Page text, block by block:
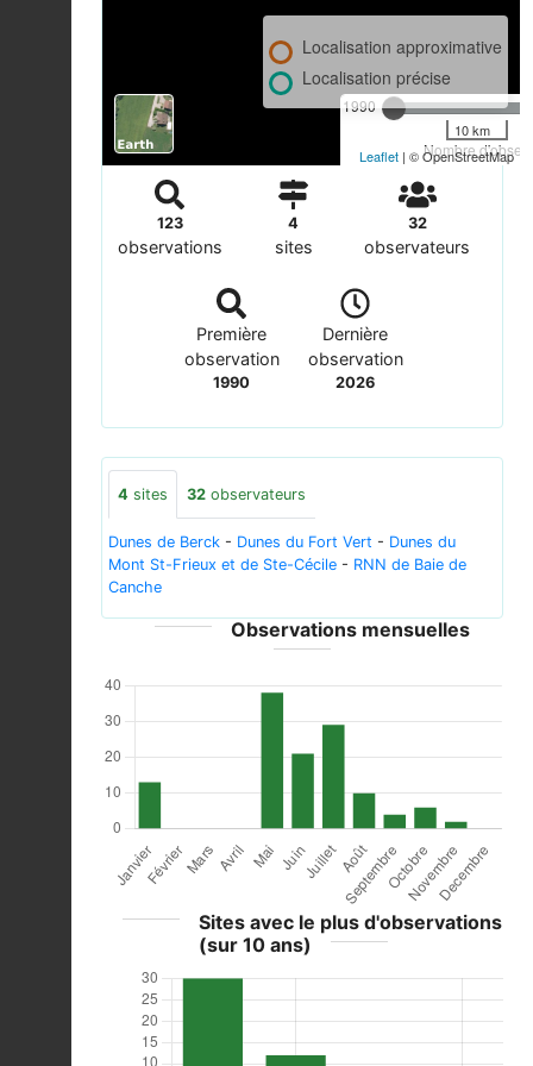
1990
Nombre
Localisation approximative
Localisation précise
10 km
Leaflet | © OpenStreetMap
123
observations
4
sites
32
observateurs
Première
observation
1990
Dernière
observation
2026
4 sites 32 observateurs
Dunes de Berck - Dunes du Fort Vert - Dunes du
Mont St-Frieux et de Ste-Cécile - RNN de Baie de
Canche
Observations mensuelles
Sites avec le plus d'observations
(sur 10 ans)